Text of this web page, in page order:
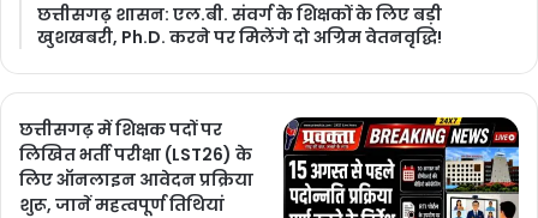
छत्तीसगढ़ शासन: एल.बी. संवर्ग के शिक्षकों के लिए बड़ी
खुशखबरी, Ph.D. करने पर मिलेंगे दो अग्रिम वेतनवृद्धि!
छत्तीसगढ़ में शिक्षक पदों पर
लिखित भर्ती परीक्षा (LST26) के
लिए ऑनलाइन आवेदन प्रक्रिया
शुरू, जानें महत्वपूर्ण तिथियां